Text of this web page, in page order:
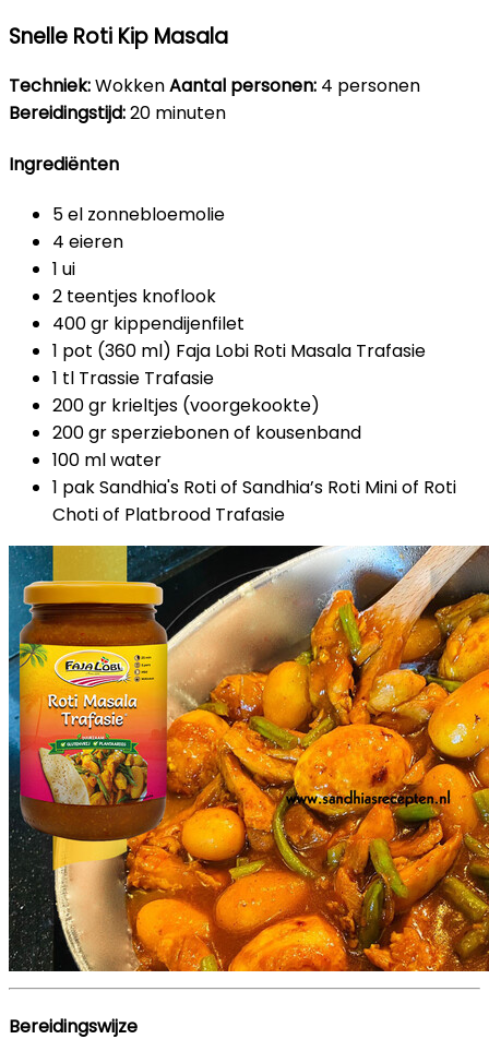
Snelle Roti Kip Masala
Techniek:WokkenAantal personen: 4 personen
Bereidingstijd:20 minuten
Ingrediënten
5 el zonnebloemolie
4 eieren
1 ui
2 teentjes knoflook
400 gr kippendijenfilet
1 pot (360 ml) Faja Lobi Roti Masala Trafasie
1 tl Trassie Trafasie
200 gr krieltjes (voorgekookte)
200 gr sperziebonen of kousenband
100 ml water
1 pak Sandhia's Roti of Sandhia’s Roti Mini of Roti
Choti of Platbrood Trafasie
Bereidingswijze